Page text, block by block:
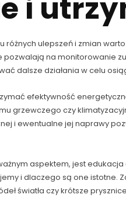
i
różnych ulepszeń i zmian
na monitorowanie
dalsze działania w celu
efektywność
grzewczego czy
i ewentualne jej naprawy
aspektem, jest
i dlaczego są one istotne.
światła czy krótsze